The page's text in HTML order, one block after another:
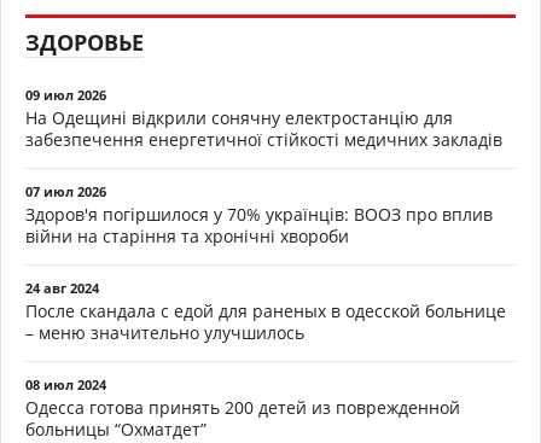
ЗДОРОВЬЕ
09 июл 2026
На Одещині відкрили сонячну електростанцію для
забезпечення енергетичної стійкості медичних закладів
07 июл 2026
Здоров'я погіршилося у 70% українців: ВООЗ про вплив
війни на старіння та хронічні хвороби
24 авг 2024
После скандала с едой для раненых в одесской больнице
– меню значительно улучшилось
08 июл 2024
Одесса готова принять 200 детей из поврежденной
больницы “Охматдет”